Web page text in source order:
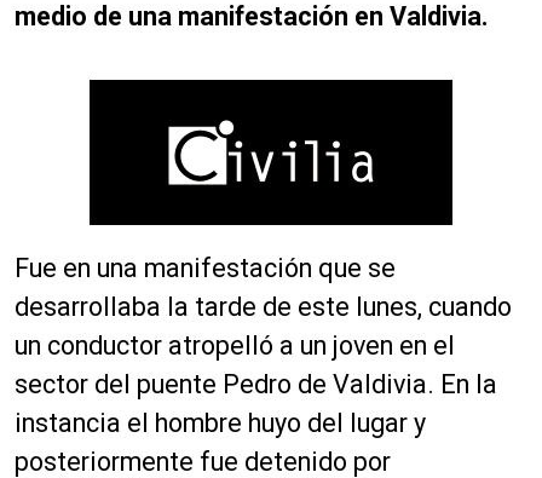
medio de una manifestación en Valdivia.
Fue en una manifestación que se
desarrollaba la tarde de este lunes, cuando
un conductor atropelló a un joven en el
sector del puente Pedro de Valdivia. En la
instancia el hombre huyo del lugar y
posteriormente fue detenido por